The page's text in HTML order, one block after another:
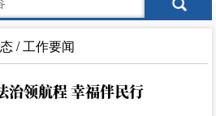
/工作要闻
治领航程 幸福伴民行